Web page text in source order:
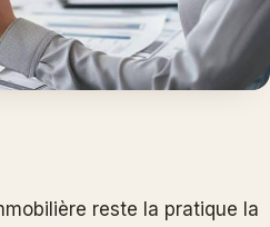
reste la pratique la